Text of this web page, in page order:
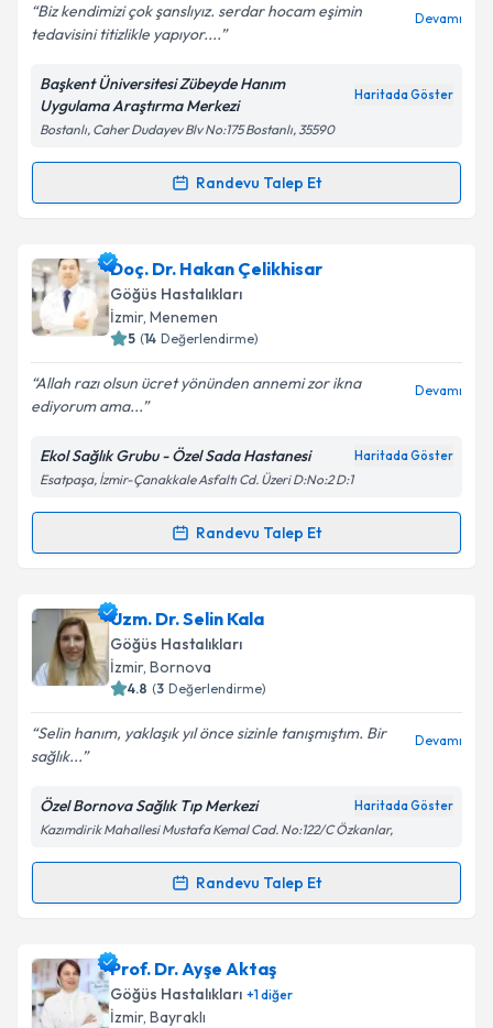
Kişisel verilerimin işlenmesine ilişkin
Aydınlatma
Metni'ni okudum ve kişisel verilerimin belirtilen
kapsamda işlenmesini kabul ediyorum.
Takvim Talebini Gönder
Biz kendimizi çok şanslıyız. serdar hocam eşimin
tedavisini titizlikle yapıyor....
Devamı
Başkent Üniversitesi Zübeyde Hanım
Uygulama Araştırma Merkezi
Haritada Göster
Bostanlı, Caher Dudayev Blv No:175 Bostanlı, 35590
Randevu Talep Et
Randevu Takvimi Talebi
Prof. Dr. Serdar Berk için randevu takvimi talebi
oluşturun. Size bu uzmandan randevu almanız için bir
takvim hazırlandığında e-posta ile bilgilendireceğiz.
Kişisel verilerimin işlenmesine ilişkin
Aydınlatma
Metni'ni okudum ve kişisel verilerimin belirtilen
kapsamda işlenmesini kabul ediyorum.
Doç. Dr. Hakan Çelikhisar
Göğüs Hastalıkları
İzmir, Menemen
5 (14 Değerlendirme)
Allah razı olsun ücret yönünden annemi zor ikna
ediyorum ama...
Devamı
Ekol Sağlık Grubu - Özel Sada Hastanesi Haritada Göster
Esatpaşa, İzmir-Çanakkale Asfaltı Cd. Üzeri D:No:2 D:1
Randevu Talep Et
Randevu Takvimi Talebi
Doç. Dr. Hakan Çelikhisar
talebi oluşturun. Size bu uzmandan randevu almanız
için bir takvim hazırlandığında e-posta ile
bilgilendireceğiz.
E-posta Adresiniz
Kişisel verilerimin işlenmesine ilişkinAydınlatma
Metni'ni okudum ve kişisel verilerimin belirtilen
kapsamda işlenmesini kabul ediyorum.
Uzm. Dr. Selin Kala
Göğüs Hastalıkları
İzmir, Bornova
4.8 (3 Değerlendirme)
Selin hanım, yaklaşık yıl önce sizinle tanışmıştım. Bir
sağlık...
Devamı
Özel Bornova Sağlık Tıp Merkezi Haritada Göster
Kazımdirik Mahallesi Mustafa Kemal Cad. No:122/C Özkanlar,
Randevu Talep Et
Randevu Takvimi Talebi
Uzm. Dr. Selin Kalaiçin randevu takvimi talebi
oluşturun. Size bu uzmandan randevu almanız için bir
takvim hazırlandığında e-posta ile bilgilendireceğiz.
Prof. Dr. Ayşe Aktaş
Göğüs Hastalıkları +1diğer
İzmir, Bayraklı